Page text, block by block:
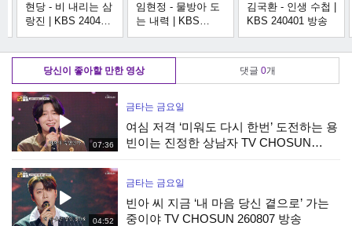
현당 - 비 내리는 삼
랑진 | KBS 240401
방송
임현정 - 물방아 도
는 내력 | KBS
240401 방송
김국환 - 인생 수첩 |
KBS 240401 방송
당신이 좋아할 만한 영상 댓글 0개
07:36
금타는 금요일
여심 저격 ‘미워도 다시 한번’ 도전하는 용
빈이는 진정한 상남자 TV CHOSUN
04:52
금타는 금요일
빈아 씨 지금 ‘내 마음 당신 곁으로’ 가는
중이야 TV CHOSUN 260807 방송